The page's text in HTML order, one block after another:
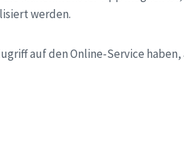
werden.
auf den Online-Service